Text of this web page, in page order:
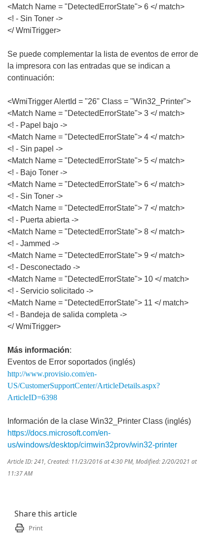
<Match Name = "DetectedErrorState"> 6 </ match>
<! - Sin Toner ->
</ WmiTrigger>
Se puede complementar la lista de eventos de error de
la impresora con las entradas que se indican a
continuación:
<WmiTrigger AlertId = "26" Class = "Win32_Printer">
<Match Name = "DetectedErrorState"> 3 </ match>
<! - Papel bajo ->
<Match Name = "DetectedErrorState"> 4 </ match>
<! - Sin papel ->
<Match Name = "DetectedErrorState"> 5 </ match>
<! - Bajo Toner ->
<Match Name = "DetectedErrorState"> 6 </ match>
<! - Sin Toner ->
<Match Name = "DetectedErrorState"> 7 </ match>
<! - Puerta abierta ->
<Match Name = "DetectedErrorState"> 8 </ match>
<! - Jammed ->
<Match Name = "DetectedErrorState"> 9 </ match>
<! - Desconectado ->
<Match Name = "DetectedErrorState"> 10 </ match>
<! - Servicio solicitado ->
<Match Name = "DetectedErrorState"> 11 </ match>
<! - Bandeja de salida completa ->
</ WmiTrigger>
Más información:
Eventos de Error soportados (inglés)
http://www.provisio.com/en-
US/CustomerSupportCenter/ArticleDetails.aspx?
ArticleID=6398
Información de la clase Win32_Printer Class (inglés)
https://docs.microsoft.com/en-
us/windows/desktop/cimwin32prov/win32-printer
Article ID: 241, Created: 11/23/2016 at 4:30 PM, Modified: 2/20/2021 at
11:37 AM
Share this article
Print